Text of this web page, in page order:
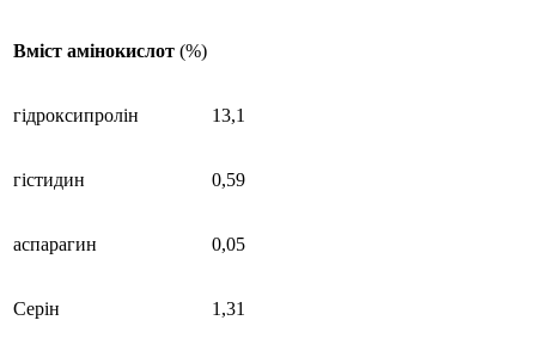
Вміст амінокислот (%)
гідроксипролін 13,1
гістидин 0,59
аспарагин 0,05
Серін 1,31